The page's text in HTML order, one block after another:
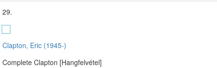
29.
Clapton, Eric (1945-)
Complete Clapton [Hangfelvétel]